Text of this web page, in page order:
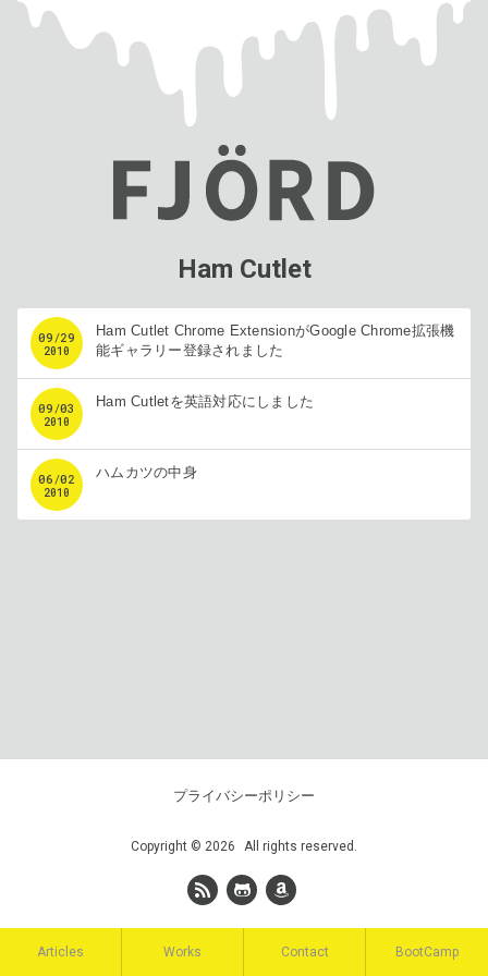
Articles Works Contact BootCamp
Ham Cutlet
09 /29
2010
Ham Cutlet Chrome ExtensionがGoogle Chrome拡張機
能ギャラリー登録されました
09 /03
2010
Ham Cutletを英語対応にしました
06 /02
2010
ハムカツの中身
プライバシーポリシー
Copyright © 2026 All rights reserved.